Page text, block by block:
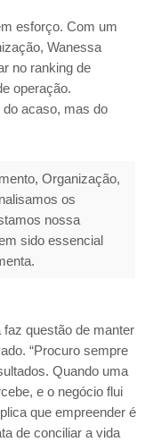
esforço. Com um
Wanessa
no ranking de
operação.
do acaso, mas do
Organização,
os
nossa
sido essencial
questão de manter
“Procuro sempre
Quando uma
e o negócio flui
que empreender é
de conciliar a vida